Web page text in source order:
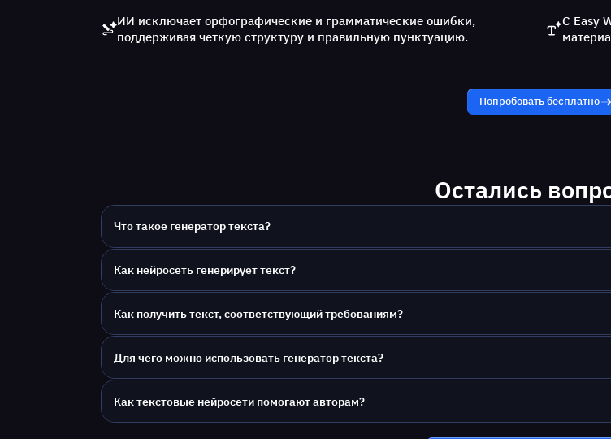
ИИ исключает орфографические и грамматические ошибки,
поддерживая четкую структуру и правильную пунктуацию.
С Easy
Попробовать бесплатно
Остались
Что такое генератор текста?
Как нейросеть генерирует текст?
Как получить текст, соответствующий требованиям?
Для чего можно использовать генератор текста?
Как текстовые нейросети помогают авторам?